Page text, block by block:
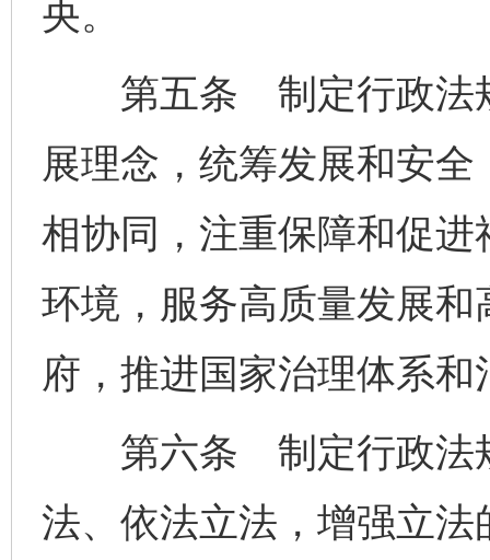
央。
第五条 制定行政法规
展理念，统筹发展和安
相协同，注重保障和促
环境，服务高质量发展
府，推进国家治理体系
第六条 制定行政法规
法、依法立法，增强立